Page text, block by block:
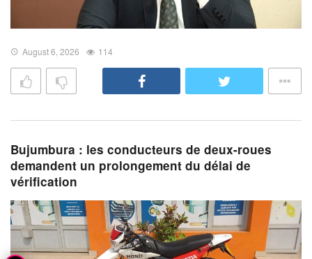
August 6, 2026 114
Bujumbura : les conducteurs de deux-roues
demandent un prolongement du délai de
vérification